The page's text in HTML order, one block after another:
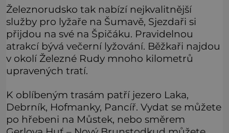
Železnorudsko tak nabízí nejkvalitnější
služby pro lyžaře na Šumavě, Sjezdaři si
přijdou na své na Špičáku. Pravidelnou
atrakcí bývá večerní lyžování. Běžkaři najdou
v okolí Železné Rudy mnoho kilometrů
upravených tratí.
K oblíbeným trasám patří jezero Laka,
Debrník, Hofmanky, Pancíř. Vydat se můžete
po hřebeni na Můstek, nebo směrem